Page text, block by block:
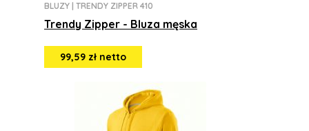
BLUZY TRENDY ZIPPER 410
Trendy Zipper - Bluza męska
99,59 zł netto